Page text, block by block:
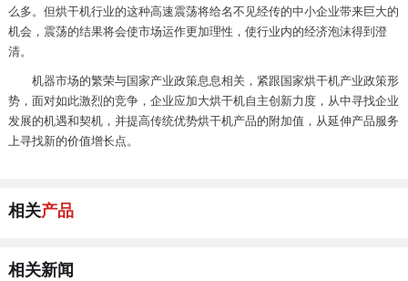
么多。但烘干机行业的这种高速震荡将给名不见经传的中小企业带来巨大的
机会，震荡的结果将会使市场运作更加理性，使行业内的经济泡沫得到澄
清。
机器市场的繁荣与国家产业政策息息相关，紧跟国家烘干机产业政策形
势，面对如此激烈的竞争，企业应加大烘干机自主创新力度，从中寻找企业
发展的机遇和契机，并提高传统优势烘干机产品的附加值，从延伸产品服务
上寻找新的价值增长点。
相关产品
相关新闻